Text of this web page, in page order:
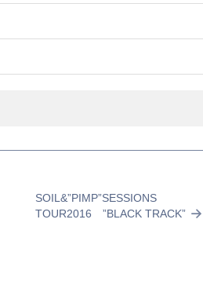
SOIL&”PIMP”SESSIONS
TOUR2016 ”BLACK TRACK”